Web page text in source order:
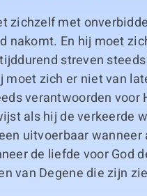
zichzelf met
nakomt. En hij moet
streven
moet zich er niet van
verantwoorden
als hij de verkeerde
uitvoerbaar
de liefde voor God
van Degene die zijn